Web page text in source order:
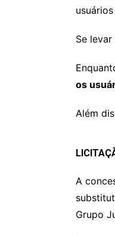
Se
os
Além
A
Grupo